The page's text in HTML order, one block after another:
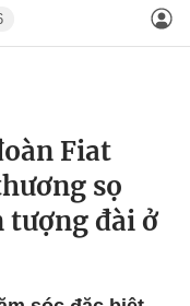
Fiat
sọ
tượng đài ở